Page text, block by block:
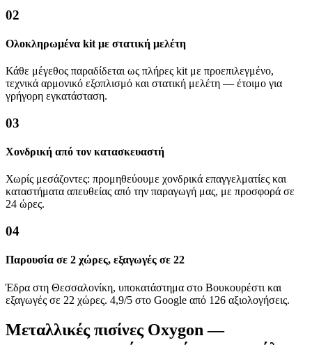
02
Ολοκληρωμένα kit με στατική μελέτη
Κάθε μέγεθος παραδίδεται ως πλήρες kit με προεπιλεγμένο,
τεχνικά αρμονικό εξοπλισμό και στατική μελέτη — έτοιμο για
γρήγορη εγκατάσταση.
03
Χονδρική από τον κατασκευαστή
Χωρίς μεσάζοντες: προμηθεύουμε χονδρικά επαγγελματίες και
καταστήματα απευθείας από την παραγωγή μας, με προσφορά σε
24 ώρες.
04
Παρουσία σε 2 χώρες, εξαγωγές σε 22
Έδρα στη Θεσσαλονίκη, υποκατάστημα στο Βουκουρέστι και
εξαγωγές σε 22 χώρες. 4,9/5 στο Google από 126 αξιολογήσεις.
Μεταλλικές πισίνες Oxygon —